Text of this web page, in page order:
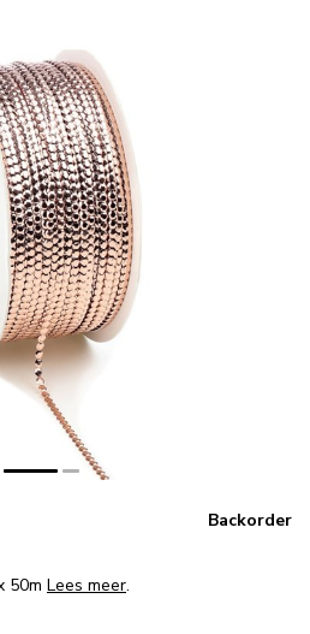
Backorder
50m Lees meer.